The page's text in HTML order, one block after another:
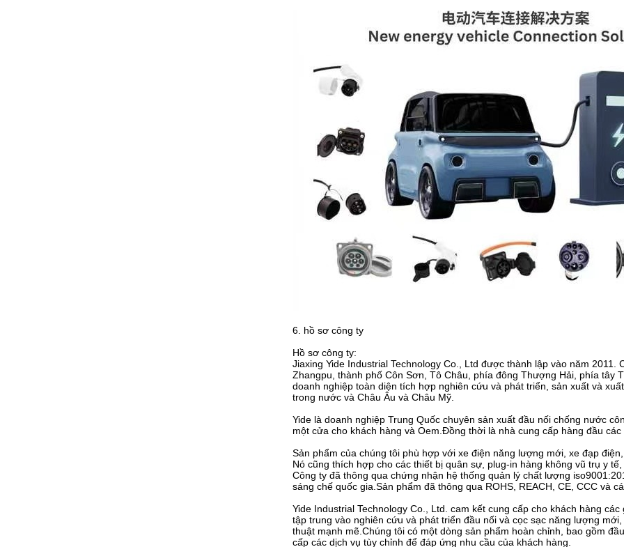
6. hồ sơ công ty
Hồ sơ công ty:
Jiaxing Yide Industrial Technology Co., Ltd được thành lập vào năm
Zhangpu, thành phố Côn Sơn, Tô Châu, phía đông Thượng Hải, phía tây
doanh nghiệp toàn diện tích hợp nghiên cứu và phát triển, sản xuất và
trong nước và Châu Âu và Châu Mỹ.
Yide là doanh nghiệp Trung Quốc chuyên sản xuất đầu nối chống nước
một cửa cho khách hàng và Oem.Đồng thời là nhà cung cấp hàng đầu
Sản phẩm của chúng tôi phù hợp với xe điện năng lượng mới, xe đạp
Nó cũng thích hợp cho các thiết bị quân sự, plug-in hàng không vũ trụ y
Công ty đã thông qua chứng nhận hệ thống quản lý chất lượng
sáng chế quốc gia.Sản phẩm đã thông qua ROHS, REACH, CE, CCC và
Yide Industrial Technology Co., Ltd. cam kết cung cấp cho khách hàng
tập trung vào nghiên cứu và phát triển đầu nối và cọc sạc năng lượng
thuật mạnh mẽ.Chúng tôi có một dòng sản phẩm hoàn chỉnh, bao gồm
cấp các dịch vụ tùy chỉnh để đáp ứng nhu cầu của khách hàng.